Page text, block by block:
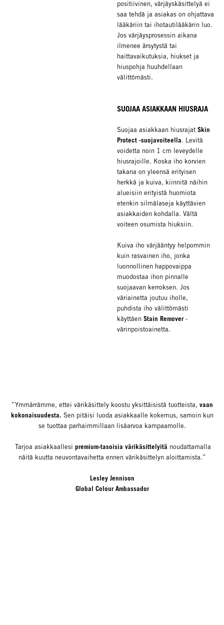
positiivinen, värjäyskäsittelyä ei
saa tehdä ja asiakas on ohjattava
lääkäriin tai ihotautilääkärin luo.
Jos värjäysprosessin aikana
ilmenee ärsytystä tai
haittavaikutuksia, hiukset ja
hiuspohja huuhdellaan
välittömästi.
SUOJAA ASIAKKAAN HIUSRAJA
Suojaa asiakkaan hiusrajat Skin
Protect -suojavoiteella. Levitä
voidetta noin 1 cm leveydelle
hiusrajoille. Koska iho korvien
takana on yleensä erityisen
herkkä ja kuiva, kiinnitä näihin
alueisiin erityistä huomiota
etenkin silmälaseja käyttävien
asiakkaiden kohdalla. Vältä
voiteen osumista hiuksiin.
Kuiva iho värjääntyy helpommin
kuin rasvainen iho, jonka
luonnollinen happovaippa
muodostaa ihon pinnalle
suojaavan kerroksen. Jos
väriainetta joutuu iholle,
puhdista iho välittömästi
käyttäen Stain Remover -
värinpoistoainetta.
”Ymmärrämme, ettei värikäsittely koostu yksittäisistä tuotteista, vaan
kokonaisuudesta. Sen pitäisi luoda asiakkaalle kokemus, samoin kun
se tuottaa parhaimmillaan lisäarvoa kampaamolle.
Tarjoa asiakkaallesi premium-tasoisia värikäsittelyitä noudattamalla
näitä kuutta neuvontavaihetta ennen värikäsittelyn aloittamista.”
Lesley Jennison
Global Colour Ambassador